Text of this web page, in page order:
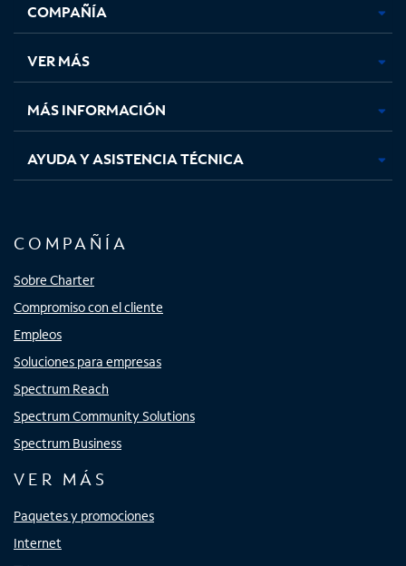
abre
en
pestaña
nueva
abre
en
pestaña
nueva
abre
en
pestaña
nueva
en
nueva
COMPAÑÍA
VER MÁS
MÁS INFORMACIÓN
AYUDA Y ASISTENCIA TÉCNICA
COMPAÑÍA
Sobre Charter
Compromiso con el cliente
Empleos
Soluciones para empresas
Spectrum Reach
Spectrum Community Solutions
Spectrum Business
VER MÁS
Paquetes y promociones
Internet